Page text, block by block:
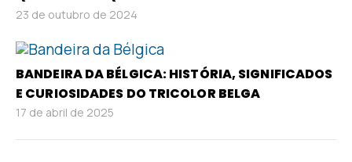
23 de outubro de 2024
BANDEIRA DA BÉLGICA: HISTÓRIA, SIGNIFICADOS
E CURIOSIDADES DO TRICOLOR BELGA
17 de abril de 2025